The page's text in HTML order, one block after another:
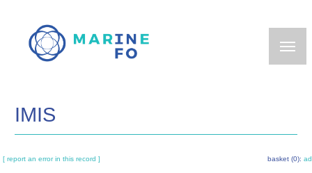
main
IMIS
[ report an error in this record ] basket (0):